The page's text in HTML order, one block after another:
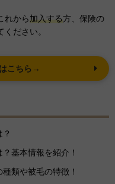
れから加入する方、保険の
ださい。
こちら→
基本情報を紹介！
類や被毛の特徴！